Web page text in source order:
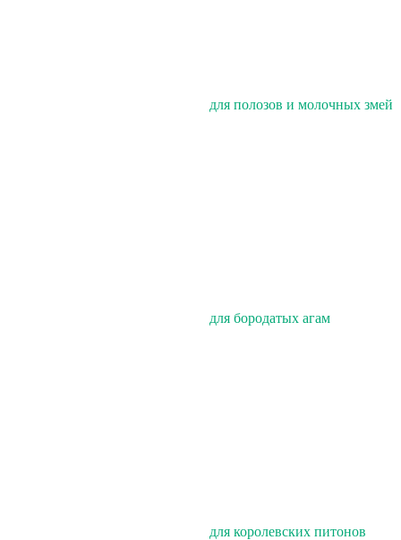
для полозов и молочных змей
для бородатых агам
для королевских питонов